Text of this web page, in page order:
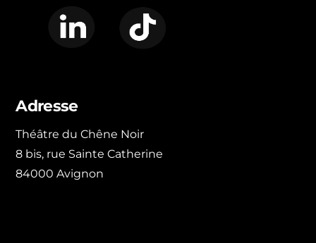
Adresse
Théâtre du Chêne Noir
8 bis, rue Sainte Catherine
84000 Avignon